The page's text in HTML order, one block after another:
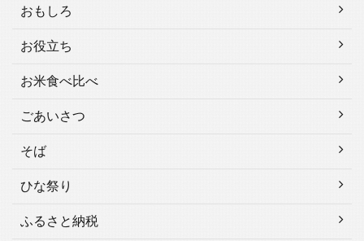
おもしろ
お役立ち
お米食べ比べ
ごあいさつ
そば
ひな祭り
ふるさと納税